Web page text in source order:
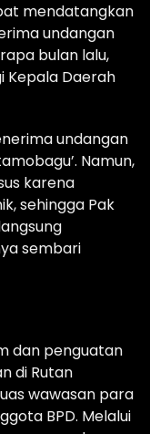
mendatangkan
undangan
bulan lalu,
Kepala Daerah
undangan
Namun,
karena
sehingga Pak
sembari
dan penguatan
di Rutan
wawasan para
BPD. Melalui